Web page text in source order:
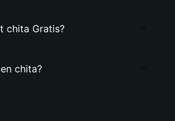
chita Gratis?
chita?